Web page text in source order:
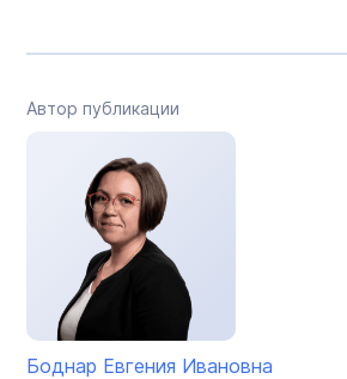
Автор публикации
Боднар Евгения Ивановна